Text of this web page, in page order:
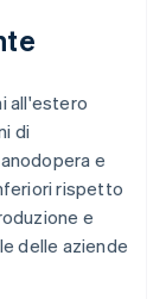
all'estero
di
e
rispetto
e
delle aziende